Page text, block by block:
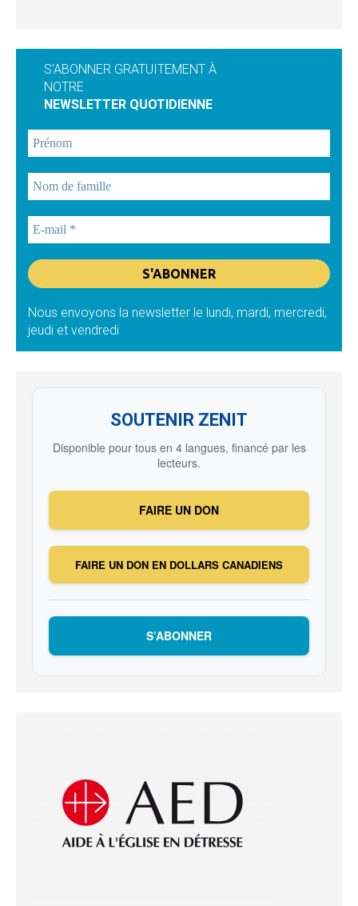
S'ABONNER GRATUITEMENT À
NOTRE
NEWSLETTER QUOTIDIENNE
Nous envoyons la newsletter le lundi, mardi, mercredi,
jeudi et vendredi
SOUTENIR ZENIT
Disponible pour tous en 4 langues, financé par les
lecteurs.
FAIRE UN DON
FAIRE UN DON EN DOLLARS CANADIENS
S’ABONNER